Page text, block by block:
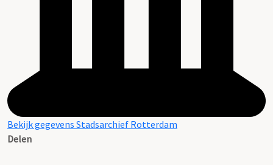
Bekijk gegevens Stadsarchief Rotterdam
Delen